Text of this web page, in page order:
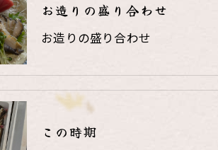
お造りの盛り合わせ
お造りの盛り合わせ
この時期